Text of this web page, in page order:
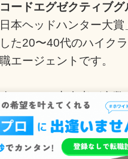
コードエグゼクティブグ
本ヘッドハンター大賞
た20〜40代のハイク
エージェントです。
コンサル出身者が多数
傾向を徹底分析。
書
まで、マンツーマンで
供します。